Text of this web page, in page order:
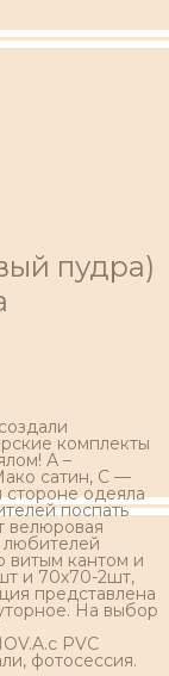
пудра)
комплекты
А –
сатин, С —
одеяла
поспать
велюровая
любителей
витым кантом и
и 70х70-2шт,
представлена
На выбор
PVC
фотосессия.